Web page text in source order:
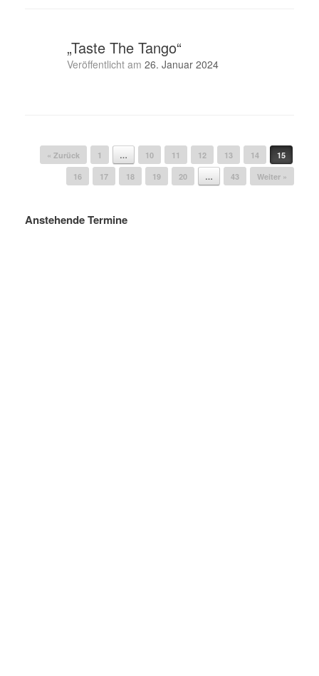
„Taste The Tango“
Veröffentlicht am 26. Januar 2024
Beitragsnavigation
« Zurück 1 … 10 11 12 13 14
15
16
17 18 19 20 … 43 Weiter »
Anstehende Termine